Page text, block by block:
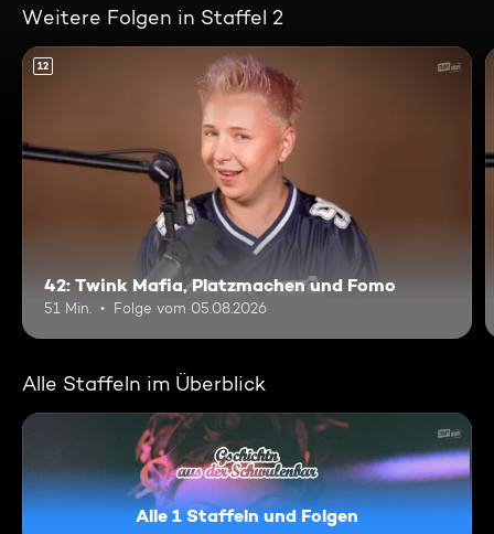
Weitere Folgen in Staffel 2
12
42: Twink Mafia, Platzmachen und Fomo
51 Min. Folge vom 05.08.2026
Alle Staffeln im Überblick
Alle 1 Staffeln und Folgen